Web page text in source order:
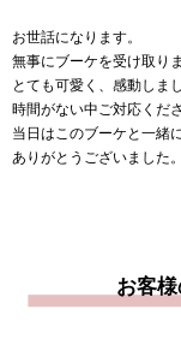
お世話になります。
無事にブーケを受け取り
とても可愛く、感動しまし
時間がない中ご対応くだ
当日はこのブーケと一緒
ありがとうございました。
お客